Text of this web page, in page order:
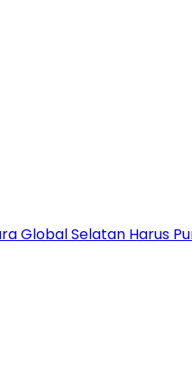
Global Selatan Harus